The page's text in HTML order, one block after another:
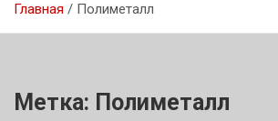
Главная Полиметалл
Метка: Полиметалл